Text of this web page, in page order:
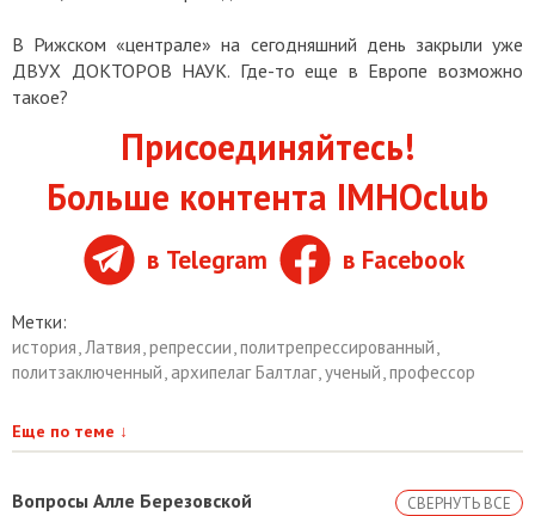
В Рижском «централе» на сегодняшний день закрыли уже
ДВУХ ДОКТОРОВ НАУК. Где-то еще в Европе возможно
такое?
Присоединяйтесь!
Больше контента IMHOclub
в Telegram в Facebook
Метки:
история,Латвия,репрессии,политрепрессированный,
политзаключенный, архипелаг Балтлаг,ученый,профессор
Еще по теме ↓
Вопросы Алле Березовской СВЕРНУТЬ ВСЕ